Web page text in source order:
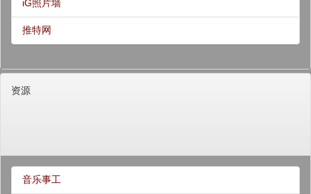
iG照片墙
推特网
资源
音乐事工